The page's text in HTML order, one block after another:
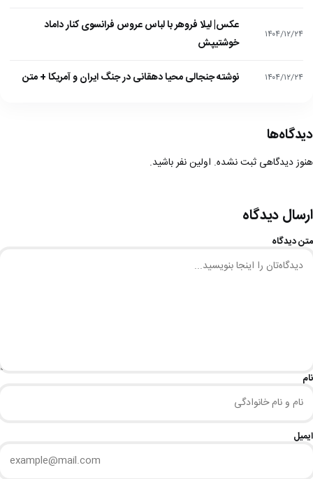
۱۴۰۴/۱۲/۲۴
عکس| لیلا فروهر با لباس عروس فرانسوی کنار داماد
خوشتیپش
۱۴۰۴/۱۲/۲۴ نوشته جنجالی محیا دهقانی در جنگ ایران و آمریکا + متن
دیدگاه‌ها
هنوز دیدگاهی ثبت نشده. اولین نفر باشید.
ارسال دیدگاه
متن دیدگاه
نام
ایمیل